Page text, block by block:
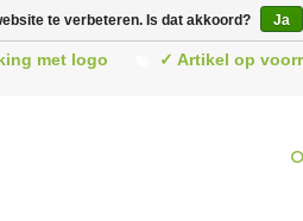
met logo
✓ Artikel op
te verbeteren. Is dat akkoord? Ja